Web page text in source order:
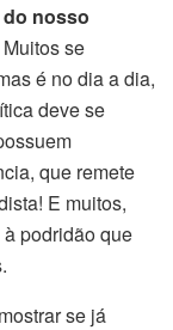
nosso
Muitos se
é no dia a dia,
deve se
que remete
E muitos,
podridão que
se já